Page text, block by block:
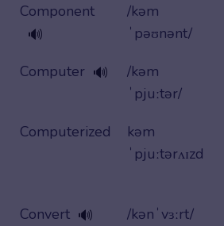
Component
🔊
/kəm
ˈpəʊnənt/
Computer 🔊
/kəm
ˈpjuːtər/
Computerized
kəm
ˈpjuːtərʌɪzd
Convert 🔊 /kənˈvɜːrt/